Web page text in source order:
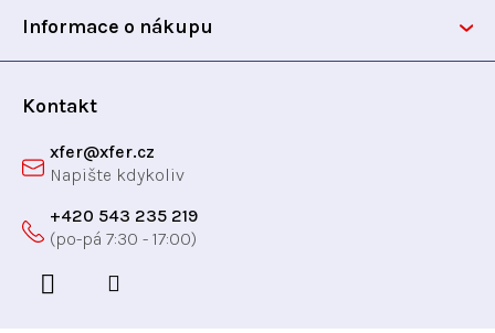
Informace o nákupu
Kontakt
xfer@xfer.cz
+420 543 235 219